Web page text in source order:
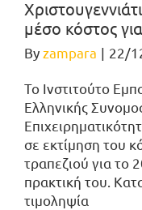
μέσο κόστος
Byzampara | 22/
Το Ινστιτούτο
Ελληνικής
σε εκτίμηση του
τραπεζιού για το
πρακτική του.
τιμοληψία